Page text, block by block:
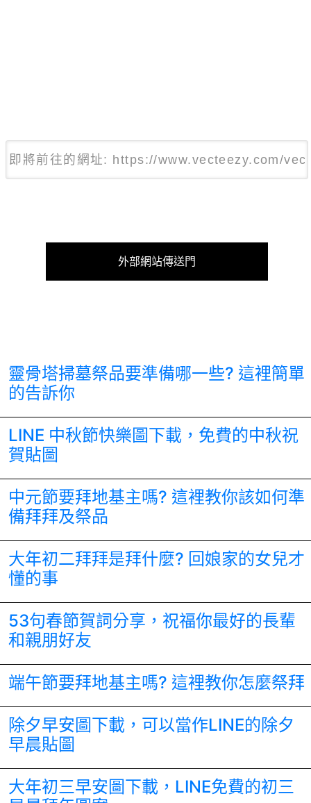
外部網站傳送門
靈骨塔掃墓祭品要準備哪一些? 這裡簡單
的告訴你
LINE 中秋節快樂圖下載，免費的中秋祝
賀貼圖
中元節要拜地基主嗎? 這裡教你該如何準
備拜拜及祭品
大年初二拜拜是拜什麼? 回娘家的女兒才
懂的事
53句春節賀詞分享，祝福你最好的長輩
和親朋好友
端午節要拜地基主嗎? 這裡教你怎麼祭拜
除夕早安圖下載，可以當作LINE的除夕
早晨貼圖
大年初三早安圖下載，LINE免費的初三